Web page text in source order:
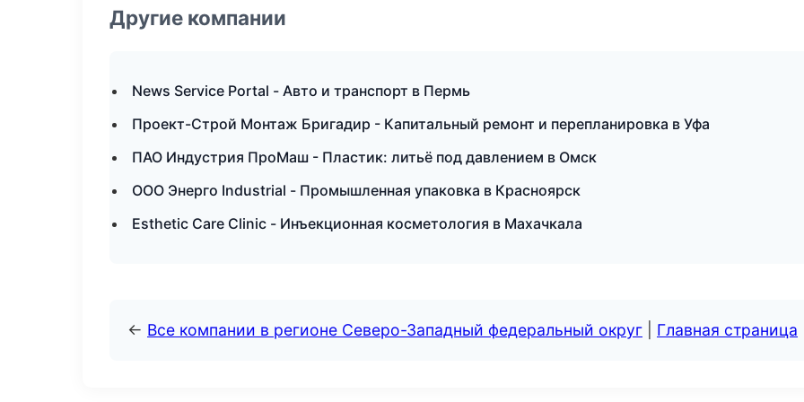
Другие компании
News Service Portal - Авто и транспорт в Пермь
Проект-Строй Монтаж Бригадир - Капитальный ремонт и перепланировка в Уфа
ПАО Индустрия ПроМаш - Пластик: литьё под давлением в Омск
ООО Энерго Industrial - Промышленная упаковка в Красноярск
Esthetic Care Clinic - Инъекционная косметология в Махачкала
← Все компании в регионе Северо-Западный федеральный округ Главная страница